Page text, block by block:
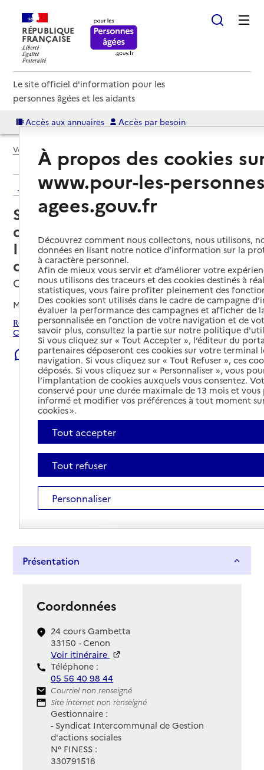
RÉPUBLIQUE
FRANÇAISE
Le site officiel d'information pour les
personnes âgées et les aidants
Accès aux annuaires Accès par besoin
Voir le fil d’Ariane
Retour aux résultats de l'annuaire
Service de soins infirmiers à
domicile – SSIAD - Syndicat
Intercommunal de Gestion
d'actions sociales
Cenon, GIRONDE
Mis à jour le22/07/2026
Rechercher les établissements et services autour de
Cenon.
Signaler une erreur
Présentation
Coordonnées
24 cours Gambetta
33150 - Cenon
Voir itinéraire
Téléphone :
05 56 40 98 44
Contact
Courriel non renseigné
Site Internet
Site internet non renseigné
Gestionnaire :
- Syndicat Intercommunal de Gestion
d'actions sociales
N° FINESS :
330791518
À propos des cookies
www.pour-les-
agees.gouv.fr
Découvrez comment nous collectons, nous utilisons,
données en lisant notre notice d’information sur la
à caractère personnel.
Afin de mieux vous servir et d’améliorer votre
nous utilisons des traceurs et des cookies destinés à
statistiques, vous faire profiter pleinement des
Des cookies sont utilisés dans le cadre de campagne
évaluer la performance des campagnes et afficher de
personnalisée en fonction de votre navigation et de
savoir plus, consultez la partie sur notre politique
Si vous cliquez sur « Tout Accepter », l’éditeur du
partenaires déposeront ces cookies sur votre terminal
navigation. Si vous cliquez sur « Tout Refuser », ces
déposés. Si vous cliquez sur « Personnaliser », vous
l’implantation de cookies auxquels vous consentez.
conservé pour une durée maximale de 13 mois et
informé et modifier vos préférences à tout moment
cookies ».
Tout accepter
Tout refuser
Personnaliser